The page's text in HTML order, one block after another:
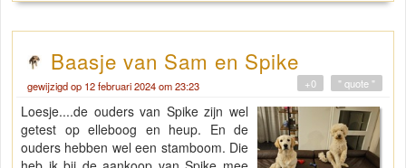
Baasje van Sam en Spike
gewijzigd op 12 februari 2024 om 23:23 " quote "
+0
Loesje....de ouders van Spike zijn wel
getest op elleboog en heup. En de
ouders hebben wel een stamboom. Die